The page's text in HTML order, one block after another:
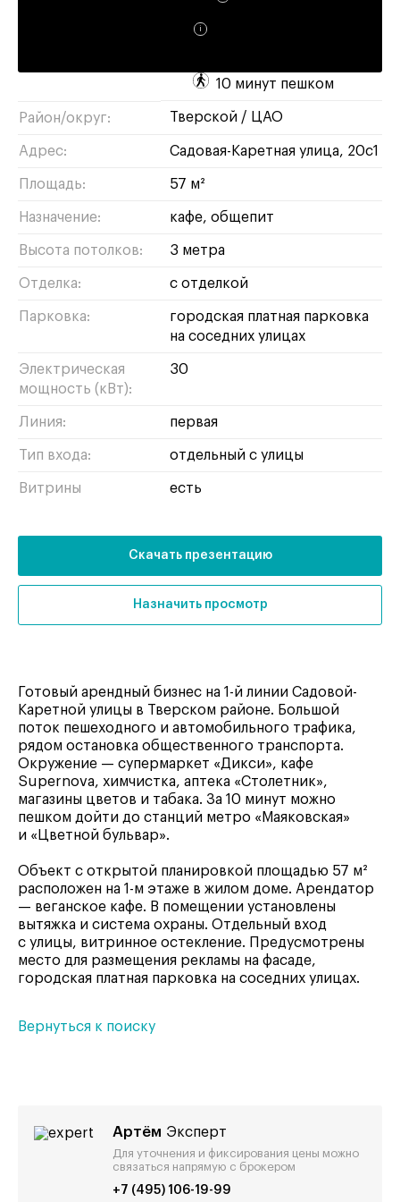
10 минут пешком
Район/округ: тверской / ЦАО
Адрес: Садовая-Каретная улица, 20с1
Площадь: 57 м²
Назначение: кафе общепит
Высота потолков: 3 метра
Отделка: с отделкой
Парковка:
городская платная парковка
на соседних улицах
Электрическая
мощность (кВт):
30
Линия: первая
Тип входа: отдельный с улицы
Витрины есть
Скачать презентацию
Назначить просмотр
Готовый арендный бизнес на 1-й линии Садовой-
Каретной улицы в Тверском районе. Большой
поток пешеходного и автомобильного трафика,
рядом остановка общественного транспорта.
Окружение — супермаркет «Дикси», кафе
Supernova, химчистка, аптека «Столетник»,
магазины цветов и табака. За 10 минут можно
пешком дойти до станций метро «Маяковская»
и «Цветной бульвар».
Объект с открытой планировкой площадью 57 м²
расположен на 1-м этаже в жилом доме. Арендатор
— веганское кафе. В помещении установлены
вытяжка и система охраны. Отдельный вход
с улицы, витринное остекление. Предусмотрены
место для размещения рекламы на фасаде,
городская платная парковка на соседних улицах.
Вернуться к поиску
Артём Эксперт
Для уточнения и фиксирования цены можно
связаться напрямую с брокером
+7 (495) 106-19-99